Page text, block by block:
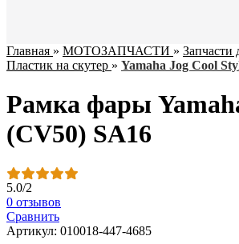
Главная » МОТОЗАПЧАСТИ » Запчасти
Пластик на скутер » Yamaha Jog Cool
Рамка фары
(CV50) SA16
5.0/2
0 отзывов
Сравнить
Артикул: 010018-447-4685